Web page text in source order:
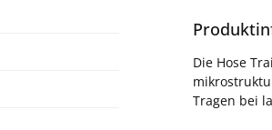
Die Hose
Tragen bei